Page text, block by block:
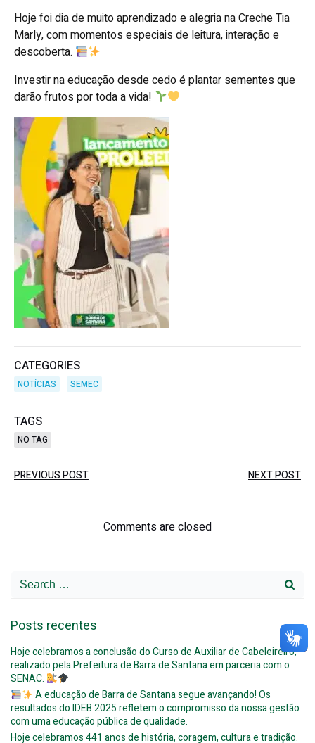
Hoje foi dia de muito aprendizado e alegria na Creche Tia
Marly, com momentos especiais de leitura, interação e
descoberta.
Investir na educação desde cedo é plantar sementes que
darão frutos por toda a vida!
CATEGORIES
NOTÍCIAS SEMEC
TAGS
NO TAG
Post
navigation
PREVIOUS POST
navigation
NEXT POST
Comments are closed
Search
Posts recentes
Hoje celebramos a conclusão do Curso de Auxiliar de Cabeleireiro,
realizado pela Prefeitura de Barra de Santana em parceria com o
SENAC.
A educação de Barra de Santana segue avançando! Os
resultados do IDEB 2025 refletem o compromisso da nossa gestão
com uma educação pública de qualidade.
Hoje celebramos 441 anos de história, coragem, cultura e tradição.